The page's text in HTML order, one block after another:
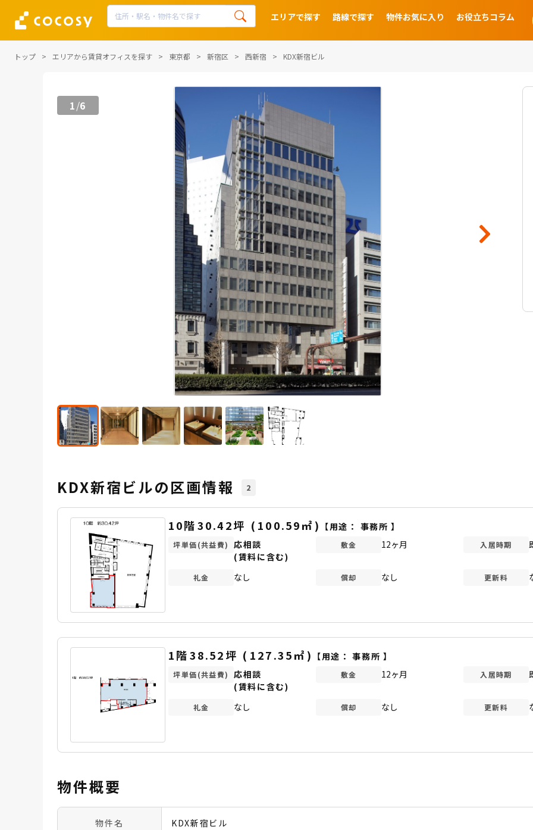
エリアで探す 路線で探す 物件お気に入り お役立ちコラム
トップ エリアから賃貸オフィスを探す 東京都 新宿区 西新宿 KDX新宿ビル
1/6
KDX新宿ビルの区画情報 2
10階30.42坪 ( 100.59㎡ ) 【用途： 事務所 】
坪単価(共益費)
応相談
(賃料に含む)
敷金 12ヶ月 入居時期
礼金 なし 償却 なし 更新料
1階38.52坪 ( 127.35㎡ ) 【用途：事務所 】
坪単価(共益費)
応相談
(賃料に含む)
敷金 12ヶ月 入居時期
礼金 なし 償却 なし 更新料
物件概要
物件名 KDX新宿ビル